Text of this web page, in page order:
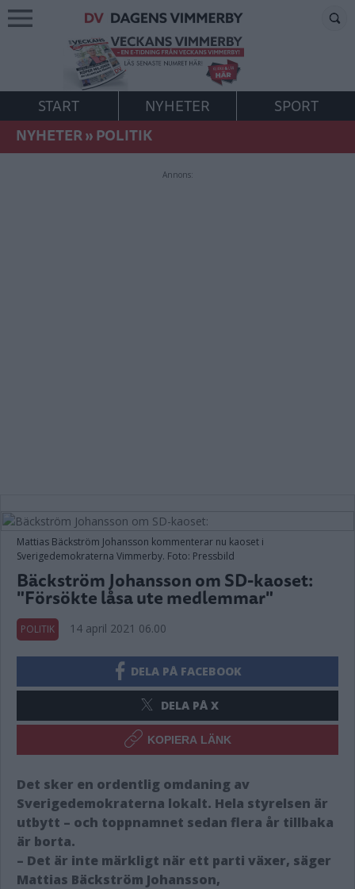
START NYHETER
SPORT
NYHETER»POLITIK
Annons:
Mattias Bäckström Johansson kommenterar nu kaoset i
Sverigedemokraterna Vimmerby. Foto: Pressbild
Bäckström Johansson om SD-kaoset:
"Försökte låsa ute medlemmar"
POLITIK 14 april 2021 06.00
DELA PÅ FACEBOOK
DELA PÅ X
KOPIERA LÄNK
Det sker en ordentlig omdaning av
Sverigedemokraterna lokalt. Hela styrelsen är
utbytt – och toppnamnet sedan flera år tillbaka
är borta.
– Det är inte märkligt när ett parti växer, säger
Mattias Bäckström Johansson,